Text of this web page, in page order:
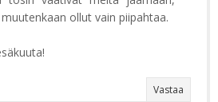
ollut vain piipahtaa.
Vastaa